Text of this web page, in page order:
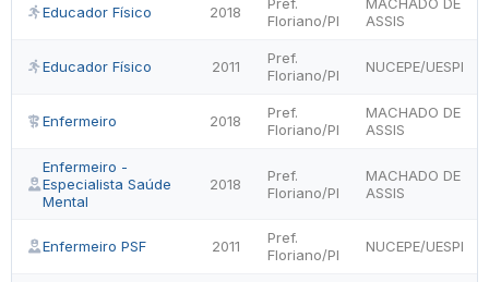
Educador Físico 2018
Floriano/PI
ASSIS
Educador Físico 2011
Pref.
Floriano/PI
NUCEPE/UESPI
Enfermeiro 2018
Pref.
Floriano/PI
MACHADO DE
ASSIS
Enfermeiro -
Especialista Saúde
Mental
2018
Pref.
Floriano/PI
MACHADO DE
ASSIS
Enfermeiro PSF 2011
Pref.
Floriano/PI
NUCEPE/UESPI